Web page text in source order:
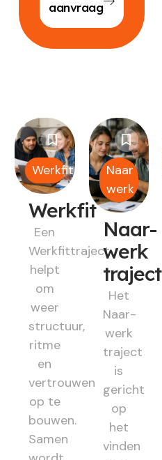
aanvraag
Werkfit
Werkfit
Een
Werkfittraject
helpt
om
weer
structuur,
ritme
en
vertrouwen
op te
bouwen.
Samen
Naar
werk
Naar-
werk
traject
Het
Naar-
werk
traject
is
gericht
op
het
vinden